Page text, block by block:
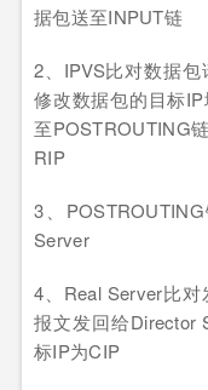
据包送至INPUT链
2、IPVS比对数据包
修改数据包的目标
至POSTROUTING
RIP
3、
Server
4、Real Server比
报文发回给Director
标IP为CIP